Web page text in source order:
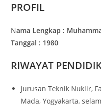
PROFIL
Nama Lengkap :
Tanggal : 1980
RIWAYAT
Jurusan Teknik Nuklir,
Mada, Yogyakarta,